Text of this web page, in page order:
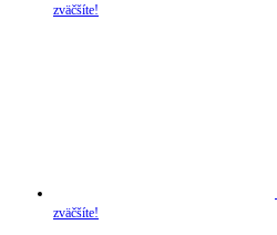
zväčšíte!
zväčšíte!